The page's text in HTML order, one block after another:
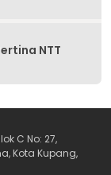
NTT
C No: 27,
Kota Kupang,